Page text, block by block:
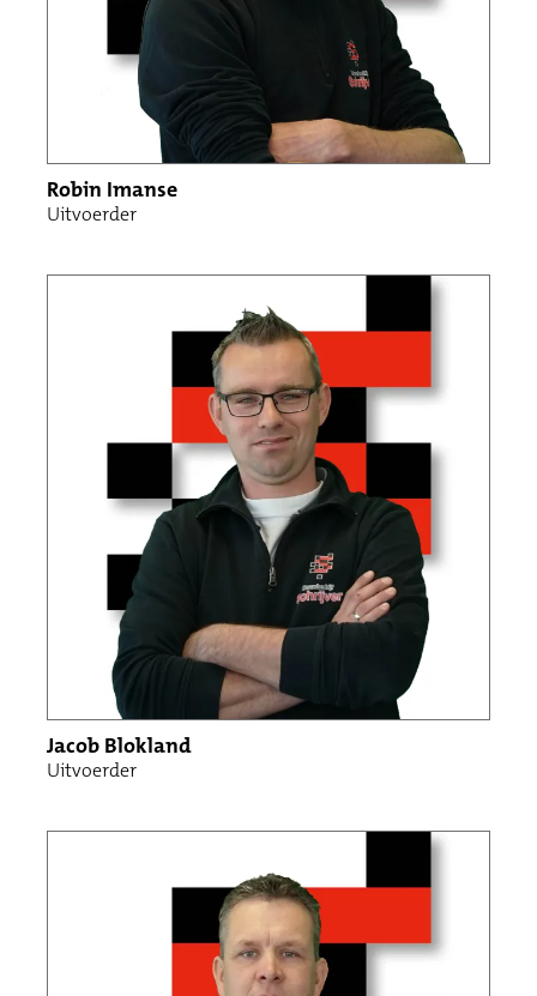
Robin Imanse
Uitvoerder
Jacob Blokland
Uitvoerder